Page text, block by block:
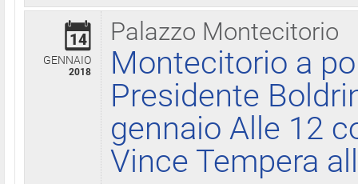
Palazzo Montecitorio
14
GENNAIO
2018
Montecitorio a
Presidente
gennaio Alle 12
Vince Tempera